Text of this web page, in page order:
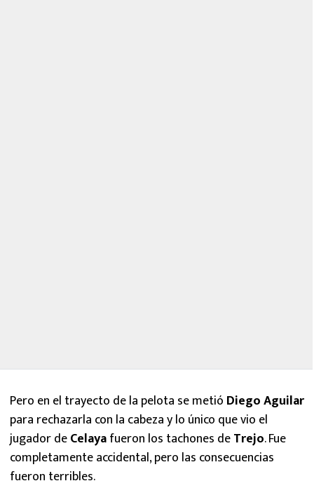
Pero en el trayecto de la pelota se metió Diego Aguilar
para rechazarla con la cabeza y lo único que vio el
jugador deCelayafueron los tachones deTrejo. Fue
completamente accidental, pero las consecuencias
fueron terribles.